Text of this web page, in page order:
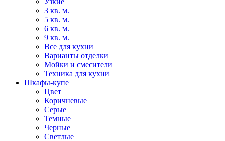
Узкие
3 кв. м.
5 кв. м.
6 кв. м.
9 кв. м.
Все для кухни
Варианты отделки
Мойки и смесители
Техника для кухни
Шкафы-купе
Цвет
Коричневые
Серые
Темные
Черные
Светлые